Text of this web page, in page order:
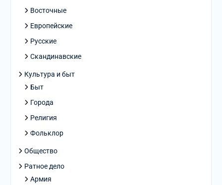
Восточные
Европейские
Русские
Скандинавские
Культура и быт
Быт
Города
Религия
Фольклор
Общество
Ратное дело
Армия